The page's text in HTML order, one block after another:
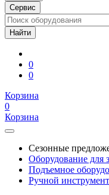
Сервис
0
0
Корзина
0
Корзина
Сезонные
Оборудование для
Подъемное
Ручной инструмент